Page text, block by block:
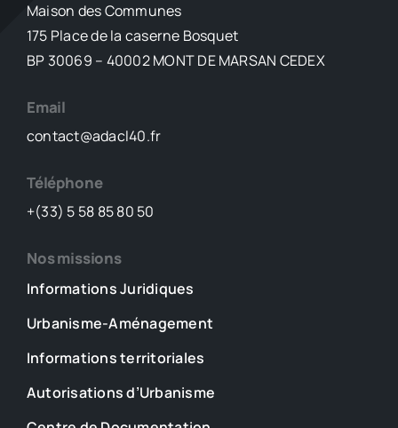
Maison des Communes
175 Place de la caserne Bosquet
BP 30069 – 40002 MONT DE MARSAN CEDEX
Email
contact@adacl40.fr
Téléphone
+(33) 5 58 85 80 50
Nos missions
Informations Juridiques
Urbanisme-Aménagement
Informations territoriales
Autorisations d’Urbanisme